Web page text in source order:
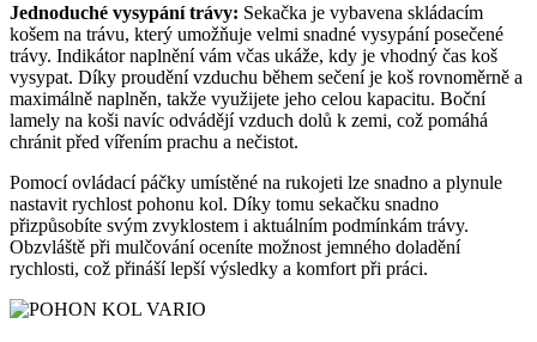
Jednoduché vysypání trávy: Sekačka je vybavena skládacím
košem na trávu, který umožňuje velmi snadné vysypání posečené
trávy. Indikátor naplnění vám včas ukáže, kdy je vhodný čas koš
vysypat. Díky proudění vzduchu během sečení je koš rovnoměrně a
maximálně naplněn, takže využijete jeho celou kapacitu. Boční
lamely na koši navíc odvádějí vzduch dolů k zemi, což pomáhá
chránit před vířením prachu a nečistot.
Pomocí ovládací páčky umístěné na rukojeti lze snadno a plynule
nastavit rychlost pohonu kol. Díky tomu sekačku snadno
přizpůsobíte svým zvyklostem i aktuálním podmínkám trávy.
Obzvláště při mulčování oceníte možnost jemného doladění
rychlosti, což přináší lepší výsledky a komfort při práci.